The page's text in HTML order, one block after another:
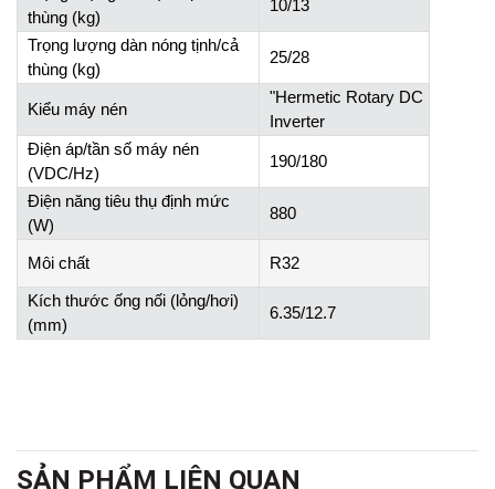
thùng (kg)
10/13
Trọng lượng dàn nóng tịnh/cả
thùng (kg)
25/28
Kiểu máy nén
"Hermetic Rotary DC
Inverter
Điện áp/tần số máy nén
(VDC/Hz)
190/180
Điện năng tiêu thụ định mức
(W)
880
Môi chất R32
Kích thước ống nối (lỏng/hơi)
(mm)
6.35/12.7
SẢN PHẨM LIÊN QUAN